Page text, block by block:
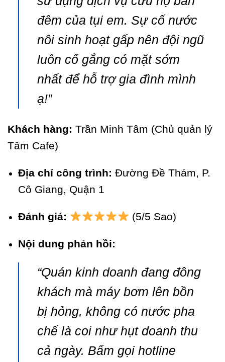
đêm của tụi em. Sự cố nước
nôi sinh hoạt gấp nên đội ngũ
luôn cố gắng có mặt sớm
nhất để hỗ trợ gia đình mình
ạ!”
Khách hàng: Trần Minh Tâm (Chủ quản lý
Tâm Cafe)
Địa chỉ công trình: Đường Đề Thám, P.
Cô Giang, Quận 1
Đánh giá: (5/5 Sao)
Nội dung phản hồi:
“Quán kinh doanh đang đông
khách mà máy bơm lên bồn
bị hỏng, không có nước pha
chế là coi như hụt doanh thu
cả ngày. Bấm gọi hotline